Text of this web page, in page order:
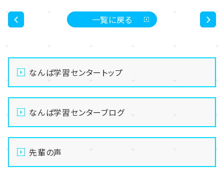
一覧に戻る
なんば学習センタートップ
なんば学習センターブログ
先輩の声